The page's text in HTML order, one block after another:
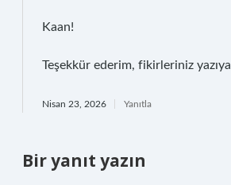
Kaan!
Teşekkür ederim, fikirleriniz yazıya
Nisan 23, 2026 Yanıtla
Bir yanıt yazın